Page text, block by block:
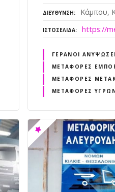
ΔΙΕΎΘΥΝΣΗ Κάμπου,
ΙΣΤΟΣΕΛΊΔΑ https://
ΓΕΡΑΝΟΊ
ΜΕΤΑΦΟΡΈΣ
ΜΕΤΑΦΟΡΈΣ
ΜΕΤΑΦΟΡΈΣ